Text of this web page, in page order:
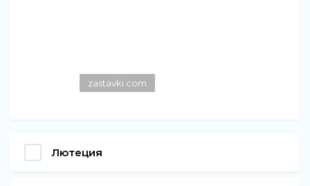
zastavki.com
Лютеция